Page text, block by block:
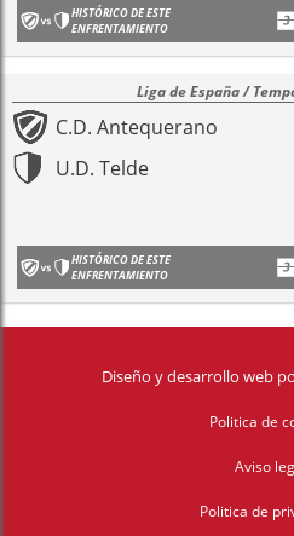
HISTÓRICO DE ESTE
ENFRENTAMIENTO
Liga de España /
C.D. Antequerano
U.D. Telde
HISTÓRICO DE ESTE
ENFRENTAMIENTO
Diseño y desarrollo web
Politica de
Aviso
Politica de